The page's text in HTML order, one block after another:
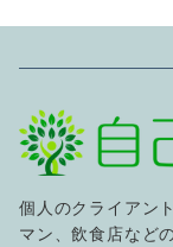
個人のクライアン
マン、飲食店など